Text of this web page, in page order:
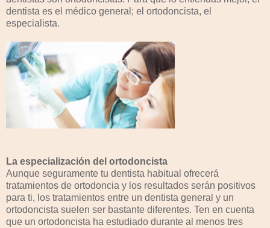
dentista es el médico general; el ortodoncista, el
especialista.
La especialización del ortodoncista
Aunque seguramente tu dentista habitual ofrecerá
tratamientos de ortodoncia y los resultados serán positivos
para ti, los tratamientos entre un dentista general y un
ortodoncista suelen ser bastante diferentes. Ten en cuenta
que un ortodoncista ha estudiado durante al menos tres